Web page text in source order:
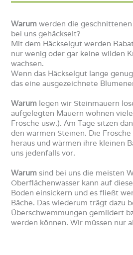
Warum werden die
bei uns gehäckselt?
Mit dem Häckselgut werden
nur wenig oder gar keine wilden
wachsen.
Wenn das Häckselgut lange
das eine ausgezeichnete
Warum legen wir Steinmauern
aufgelegten Mauern wohnen
Frösche usw.). Am Tage sitzen
den warmen Steinen. Die
heraus und wärmen ihre kleinen
uns jedenfalls vor.
Warum sind bei uns die meisten
Oberflächenwasser kann auf
Boden einsickern und es fließt
Bäche. Das wiederum trägt dazu
Überschwemmungen gemildert
werden können. Wir müssen nur